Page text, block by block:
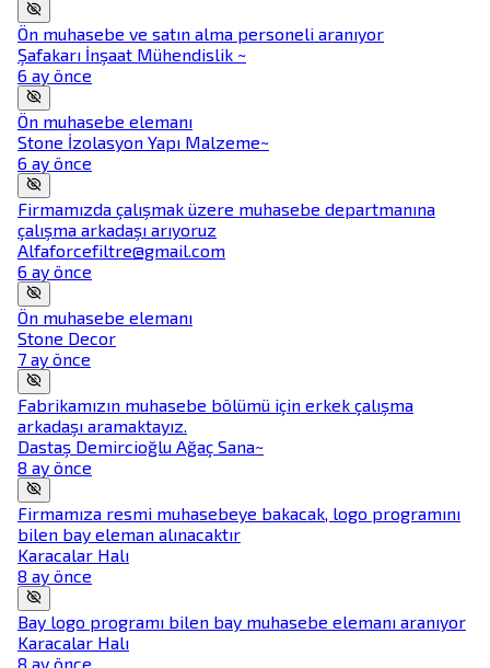
Ön muhasebe ve satın alma personeli aranıyor
Şafakarı İnşaat Mühendislik ~
6 ay önce
Ön muhasebe elemanı
Stone İzolasyon Yapı Malzeme~
6 ay önce
Firmamızda çalışmak üzere muhasebe departmanına
çalışma arkadaşı arıyoruz
Alfaforcefiltre@gmail.com
6 ay önce
Ön muhasebe elemanı
Stone Decor
7 ay önce
Fabrikamızın muhasebe bölümü için erkek çalışma
arkadaşı aramaktayız.
Dastaş Demircioğlu Ağaç Sana~
8 ay önce
Firmamıza resmi muhasebeye bakacak, logo programını
bilen bay eleman alınacaktır
Karacalar Halı
8 ay önce
Bay logo programı bilen bay muhasebe elemanı aranıyor
Karacalar Halı
8 ay önce